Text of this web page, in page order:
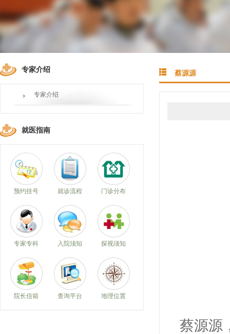
专家介绍
专家介绍
就医指南
预约挂号 就诊流程 门诊分布
专家专科 入院须知 探视须知
院长信箱 查询平台 地理位置
蔡源源
蔡源源